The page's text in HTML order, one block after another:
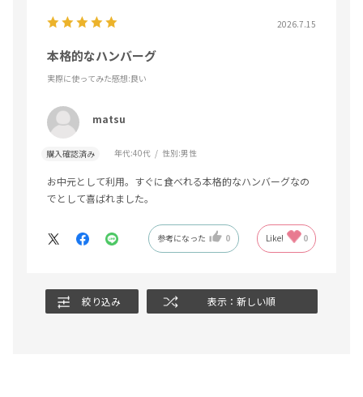
2026.7.15
本格的なハンバーグ
実際に使ってみた感想:良い
matsu
購入確認済み 年代:40代 性別:男性
お中元として利用。すぐに食べれる本格的なハンバーグなの
でとして喜ばれました。
参考になった 0 Like! 0
絞り込み 表示：新しい順